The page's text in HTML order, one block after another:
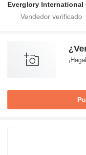
Everglory International